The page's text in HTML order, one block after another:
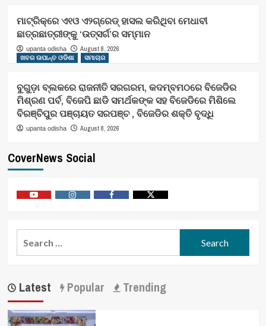
ମାଟ୍ରିକ୍‌ରେ ଏ୧ଓ ଏ୨ଗ୍ରେଡ୍‌ ହାସଲ କରିଥିବା ମେଧାବୀ
ଛାତ୍ରଛାତ୍ରୀଙ୍କୁ ‘ଉତ୍ସର୍ଗ’ର ସମ୍ମାନ
upanta odisha
August 8, 2026
ଖବର ଉପାନ୍ତ ଓଡିଶା
ସମାଚାର
ବୁଗୁଡ଼ା ବ୍ଲକରେ ରାଜନୀତି ସରଗରମ, କଦମ୍ବମଠରେ ବିଜେଡିର
ମିଶ୍ରଣ ପର୍ବ, ବିଜେପି ଛାଡି ସମର୍ଥକଙ୍କ ସହ ବିଜେଡିରେ ମିଶିଲେ
ବିରଞ୍ଚିପୁର ପଞ୍ଚାୟତ ସରପଞ୍ଚ , ବିଜେଡିର ଶକ୍ତି ବୃଦ୍ଧି
upanta odisha August 8, 2026
CoverNews Social
Latest Popular Trending